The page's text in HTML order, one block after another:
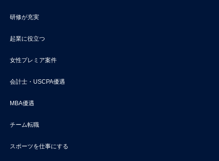
研修が充実
起業に役立つ
女性プレミア案件
会計士・USCPA優遇
MBA優遇
チーム転職
スポーツを仕事にする